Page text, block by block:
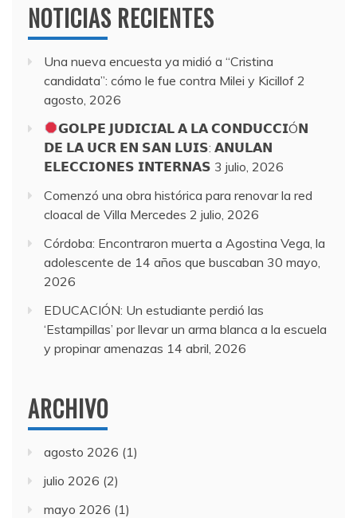
NOTICIAS RECIENTES
Una nueva encuesta ya midió a “Cristina
candidata”: cómo le fue contra Milei y Kicillof 2
agosto, 2026
𝗚𝗢𝗟𝗣𝗘 𝗝𝗨𝗗𝗜𝗖𝗜𝗔𝗟 𝗔 𝗟𝗔 𝗖𝗢𝗡𝗗𝗨𝗖𝗖𝗜Ó𝗡
𝗗𝗘 𝗟𝗔 𝗨𝗖𝗥 𝗘𝗡 𝗦𝗔𝗡 𝗟𝗨𝗜𝗦: 𝗔𝗡𝗨𝗟𝗔𝗡
𝗘𝗟𝗘𝗖𝗖𝗜𝗢𝗡𝗘𝗦 𝗜𝗡𝗧𝗘𝗥𝗡𝗔𝗦 3 julio, 2026
Comenzó una obra histórica para renovar la red
cloacal de Villa Mercedes 2 julio, 2026
Córdoba: Encontraron muerta a Agostina Vega, la
adolescente de 14 años que buscaban 30 mayo,
2026
EDUCACIÓN: Un estudiante perdió las
‘Estampillas’ por llevar un arma blanca a la escuela
y propinar amenazas 14 abril, 2026
ARCHIVO
agosto 2026 (1)
julio 2026 (2)
mayo 2026 (1)